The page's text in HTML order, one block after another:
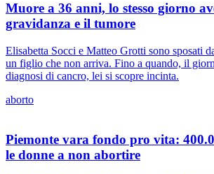
Muore a 36 anni, lo stesso giorno
gravidanza e il tumore
Elisabetta Socci e Matteo Grotti sono sposati
un figlio che non arriva. Fino a quando, il
diagnosi di cancro, lei si scopre incinta.
aborto
Piemonte vara fondo pro vita:
le donne a non abortire